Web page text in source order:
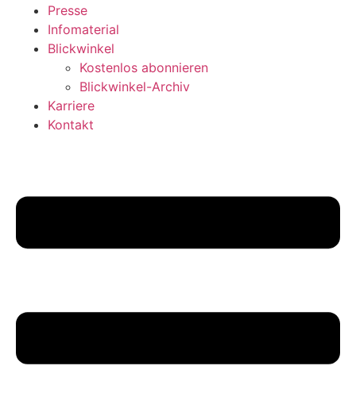
Presse
Infomaterial
Blickwinkel
Kostenlos abonnieren
Blickwinkel-Archiv
Karriere
Kontakt